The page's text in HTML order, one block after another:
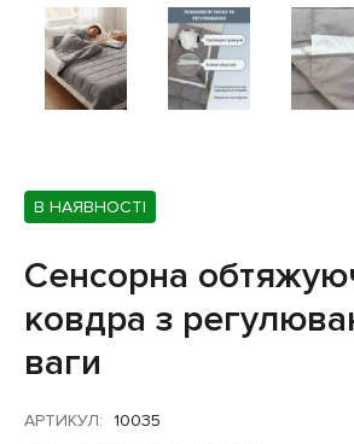
В НАЯВНОСТІ
Сенсорна
ковдра з
ваги
АРТИКУЛ: 10035